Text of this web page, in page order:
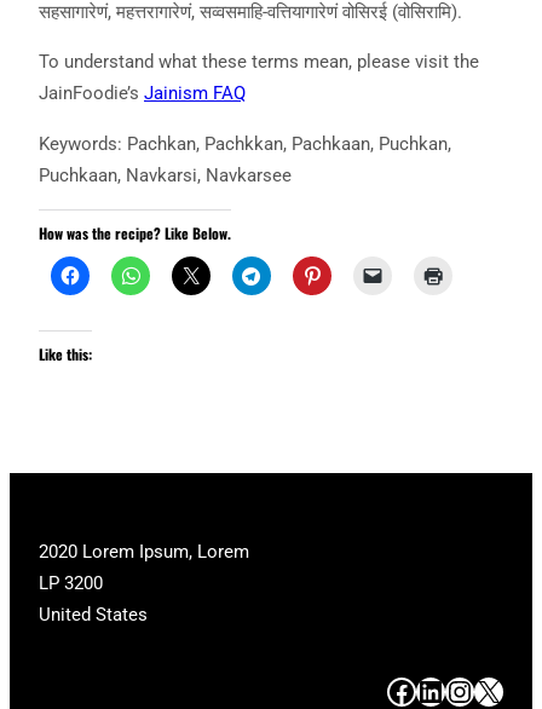
सहसागारेणं, महत्तरागारेणं, सव्वसमाहि-वत्तियागारेणं वोसिरई (वोसिरामि).
To understand what these terms mean, please visit the
JainFoodie’s Jainism FAQ
Keywords: Pachkan, Pachkkan, Pachkaan, Puchkan,
Puchkaan, Navkarsi, Navkarsee
How was the recipe? Like Below.
Like this:
2020 Lorem Ipsum, Lorem
LP 3200
United States
# # # #